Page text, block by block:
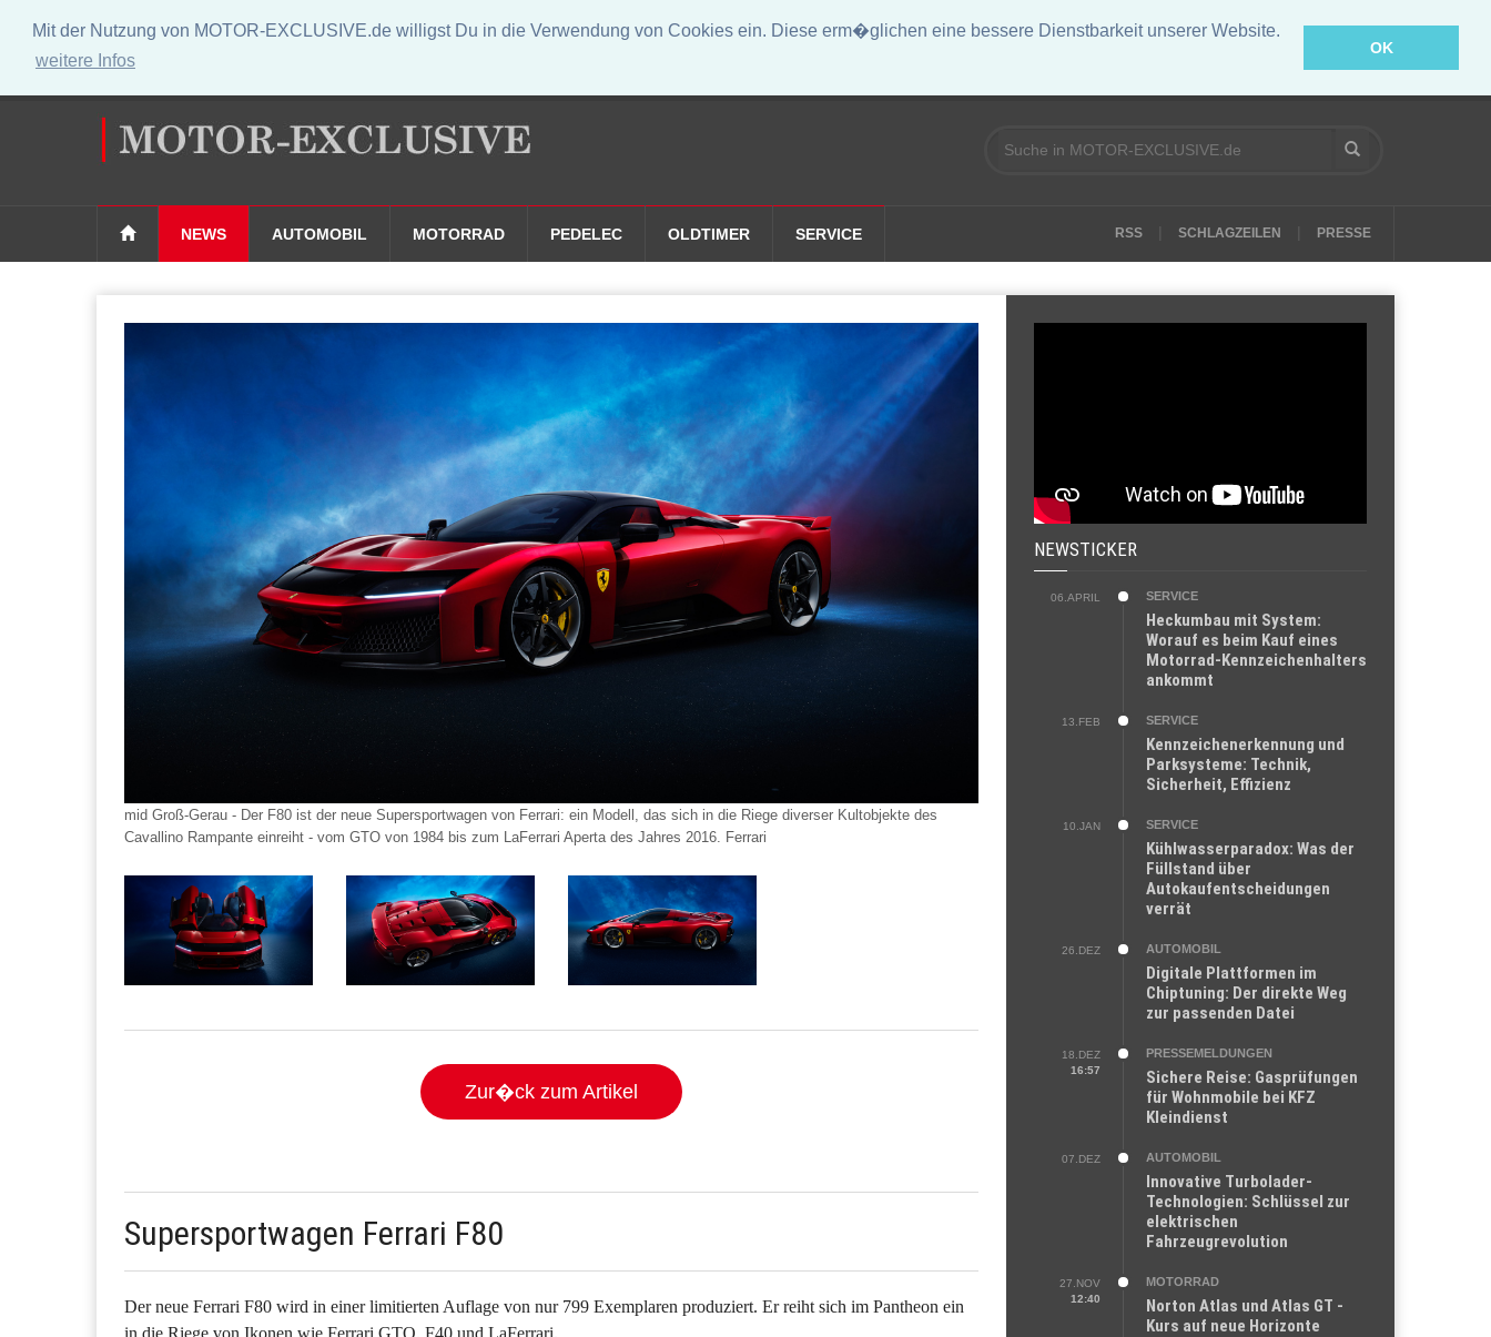
Mit der Nutzung von MOTOR-EXCLUSIVE.de willigst Du in die Verwendung von Cookies ein. Diese erm�glichen eine bessere Dienstbarkeit unserer Website.
weitere Infos
OK
NEWS AUTOMOBIL MOTORRAD PEDELEC OLDTIMER SERVICE RSS SCHLAGZEILEN PRESSE
mid Groß-Gerau - Der F80 ist der neue Supersportwagen von Ferrari: ein Modell, das sich in die Riege diverser Kultobjekte des
Cavallino Rampante einreiht - vom GTO von 1984 bis zum LaFerrari Aperta des Jahres 2016. Ferrari
Zur�ck zum Artikel
Supersportwagen Ferrari F80
Der neue Ferrari F80 wird in einer limitierten Auflage von nur 799 Exemplaren produziert. Er reiht sich im Pantheon ein
NEWSTICKER
06.APRIL SERVICE
Heckumbau mit System:
Worauf es beim Kauf eines
Motorrad-Kennzeichenhalters
ankommt
13.FEB SERVICE
Kennzeichenerkennung und
Parksysteme: Technik,
Sicherheit, Effizienz
10.JAN SERVICE
Kühlwasserparadox: Was der
Füllstand über
Autokaufentscheidungen
verrät
26.DEZ AUTOMOBIL
Digitale Plattformen im
Chiptuning: Der direkte Weg
zur passenden Datei
18.DEZ
16:57
PRESSEMELDUNGEN
Sichere Reise: Gasprüfungen
für Wohnmobile bei KFZ
Kleindienst
07.DEZ AUTOMOBIL
Innovative Turbolader-
Technologien: Schlüssel zur
elektrischen
Fahrzeugrevolution
27.NOV
12:40
MOTORRAD
Norton Atlas und Atlas GT -
Kurs auf neue Horizonte